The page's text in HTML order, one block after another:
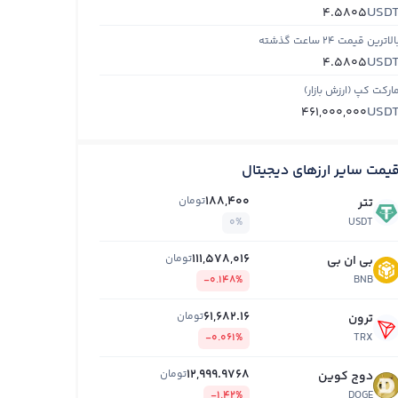
4.5805
قیمت ۲۴ ساعت گذشته
4.5805
مارکت کپ (ارزش بازار)
461,000,000
قیمت سایر ارزهای دیجیتال
تتر
USDT
188,400تومان
0%
بی ان بی
BNB
111,578,016تومان
-0.148%
ترون
TRX
61,682.16تومان
-0.061%
دوج کوین 12,999.9768تومان